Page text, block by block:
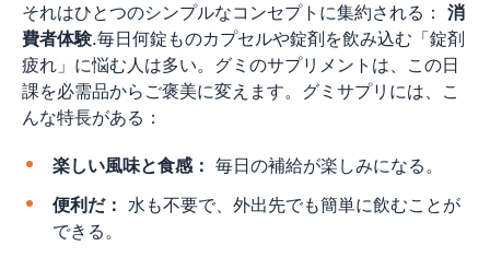
それはひとつのシンプルなコンセプトに集約される： 消
費者体験.毎日何錠ものカプセルや錠剤を飲み込む「錠剤
疲れ」に悩む人は多い。グミのサプリメントは、この日
課を必需品からご褒美に変えます。グミサプリには、こ
んな特長がある：
楽しい風味と食感： 毎日の補給が楽しみになる。
便利だ： 水も不要で、外出先でも簡単に飲むことが
できる。